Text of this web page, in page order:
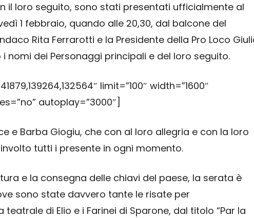
il loro seguito, sono stati presentati ufficialmente al
1 febbraio, quando alle 20,30, dal balcone del
Rita Ferrarotti e la Presidente della Pro Loco
nomi dei Personaggi principali e del loro seguito.
limit=”100″ width=”1600″
autoplay=”3000″]
e Barba Giogiu, che con al loro allegria e con la loro
tutti i presente in ogni momento.
e la consegna delle chiavi del paese, la serata è
sono state davvero tante le risate per
di Elio e i Farinei di Sparone, dal titolo “Par la